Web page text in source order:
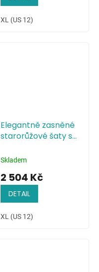
XL (US 12)
Elegantně zasněné
starorůžové šaty s
živůtkem
Skladem
2 504 Kč
DETAIL
XL (US 12)